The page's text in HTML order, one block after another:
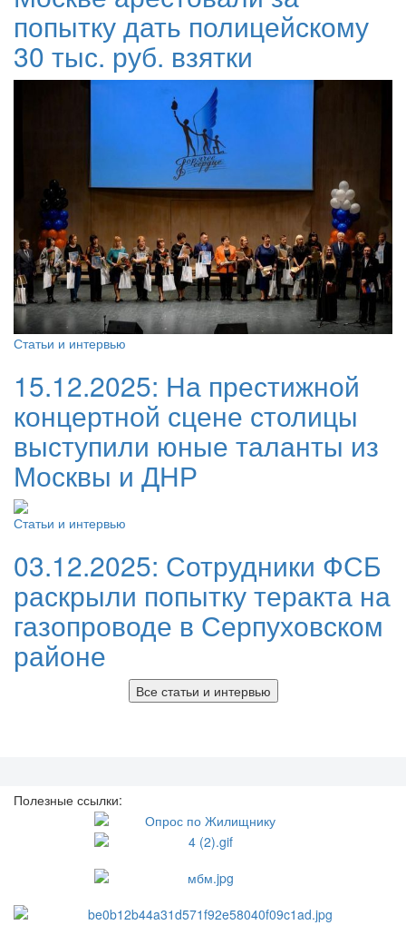
попытку дать полицейскому
30 тыс. руб. взятки
Статьи и интервью
15.12.2025: На престижной
концертной сцене столицы
выступили юные таланты из
Москвы и ДНР
Статьи и интервью
03.12.2025: Сотрудники ФСБ
раскрыли попытку теракта на
газопроводе в Серпуховском
районе
Все статьи и интервью
Полезные ссылки: